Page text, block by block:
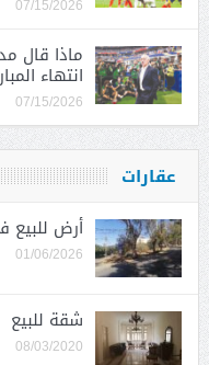
07/15/2026
ماذا قال
انتهاء
07/15/2026
عقارات
أرض
01/06/2026
شقة للبيع
08/03/2020